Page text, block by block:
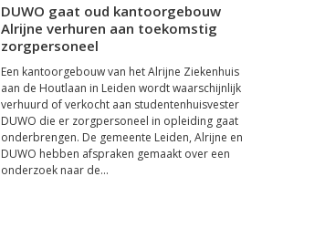
DUWO gaat oud kantoorgebouw
Alrijne verhuren aan toekomstig
zorgpersoneel
Een kantoorgebouw van het Alrijne Ziekenhuis
aan de Houtlaan in Leiden wordt waarschijnlijk
verhuurd of verkocht aan studentenhuisvester
DUWO die er zorgpersoneel in opleiding gaat
onderbrengen. De gemeente Leiden, Alrijne en
DUWO hebben afspraken gemaakt over een
onderzoek naar de...